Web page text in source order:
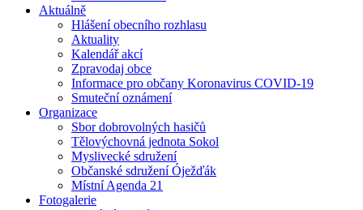
Aktuálně
Hlášení obecního rozhlasu
Aktuality
Kalendář akcí
Zpravodaj obce
Informace pro občany Koronavirus COVID-19
Smuteční oznámení
Organizace
Sbor dobrovolných hasičů
Tělovýchovná jednota Sokol
Myslivecké sdružení
Občanské sdružení Óježďák
Místní Agenda 21
Fotogalerie